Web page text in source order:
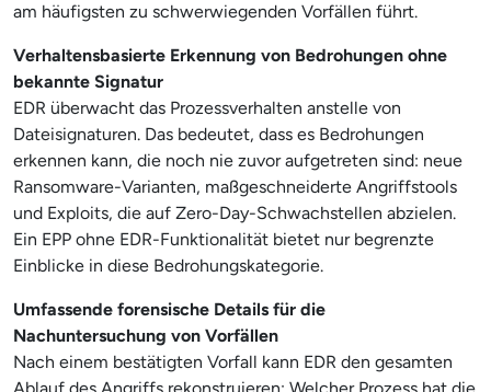
am häufigsten zu schwerwiegenden Vorfällen führt.
Verhaltensbasierte Erkennung von Bedrohungen ohne
bekannte Signatur
EDR überwacht das Prozessverhalten anstelle von
Dateisignaturen. Das bedeutet, dass es Bedrohungen
erkennen kann, die noch nie zuvor aufgetreten sind: neue
Ransomware-Varianten, maßgeschneiderte Angriffstools
und Exploits, die auf Zero-Day-Schwachstellen abzielen.
Ein EPP ohne EDR-Funktionalität bietet nur begrenzte
Einblicke in diese Bedrohungskategorie.
Umfassende forensische Details für die
Nachuntersuchung von Vorfällen
Nach einem bestätigten Vorfall kann EDR den gesamten